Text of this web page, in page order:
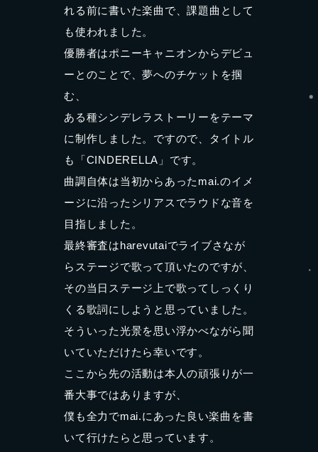
れる前に書いた楽曲で、課題曲として
も使われました。
優勝者はポニーキャニオンからデビュ
ーとのことで、夢へのチケットを掴
む、
ある種シンデレラストーリーをテーマ
に制作しました。ですので、タイトル
も「CINDERELLA」です。
曲調自体は当初からあったmai.のイメ
ージに沿ったシリアスでラウドな音を
目指しました。
最終審査はharevutaiでライブさなが
らステージで歌って頂いたのですが、
その当日ステージ上で歌ってしっくり
くる歌詞にしようと思っていました。
そういった光景を思い浮かべながら聞
いていただけたら幸いです。
ここから先の活動は本人の頑張りが一
番大事ではありますが、
僕も全力でmai.にあった良い楽曲を書
いて行けたらと思っています。